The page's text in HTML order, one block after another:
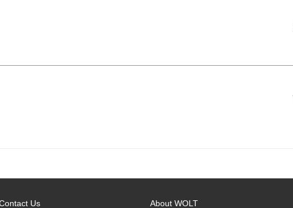
Us About WOLT